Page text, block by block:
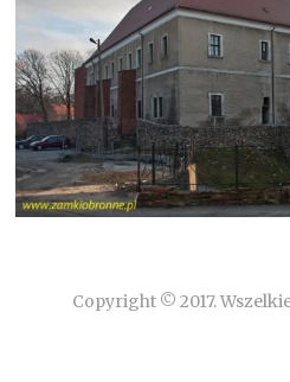
Copyright © 2017.